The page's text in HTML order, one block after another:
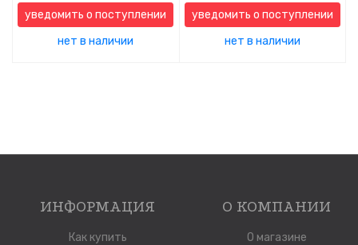
уведомить о поступлении
нет в наличии
уведомить о поступлении
нет в наличии
ИНФОРМАЦИЯ
Как купить
О КОМПАНИИ
О магазине